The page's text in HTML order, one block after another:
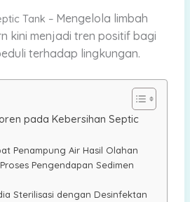
Tank – Mengelola limbah
kini menjadi tren positif bagi
terhadap lingkungan.
pada Kebersihan Septic
Penampung Air Hasil Olahan
Pengendapan Sedimen
Sterilisasi dengan Desinfektan